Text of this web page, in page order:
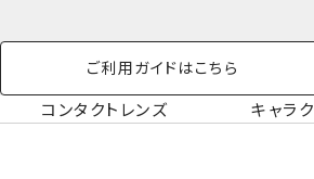
ご利用ガイドはこちら
コンタクトレンズ キャラ